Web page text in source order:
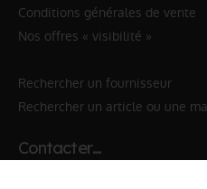
Conditions générales de vente
Nos offres « visibilité »
Rechercher un fournisseur
Rechercher un article ou une
Contacter…